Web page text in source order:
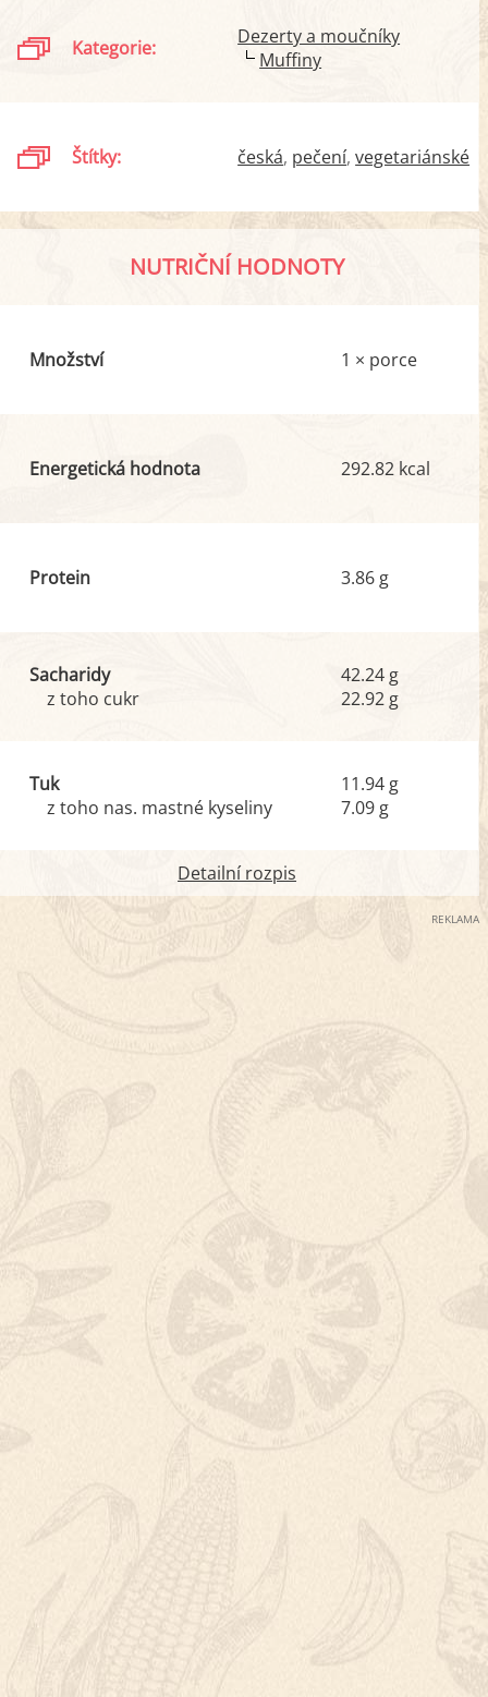
Kategorie:
Dezerty a moučníky
Muffiny
Štítky: česká pečení vegetariánské
NUTRIČNÍ HODNOTY
Množství 1 × porce
Energetická hodnota 292.82 kcal
Protein 3.86 g
Sacharidy
z toho cukr
42.24 g
22.92 g
Tuk
z toho nas. mastné kyseliny
11.94 g
7.09 g
Detailní rozpis
REKLAMA